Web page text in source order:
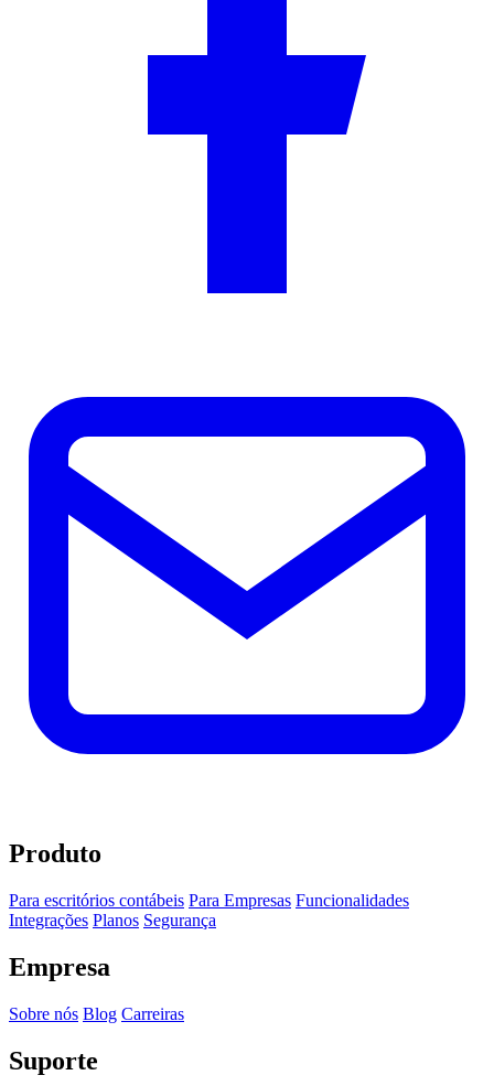
Produto
Para escritórios contábeis Para Empresas Funcionalidades
Integrações Planos Segurança
Empresa
Sobre nós Blog Carreiras
Suporte